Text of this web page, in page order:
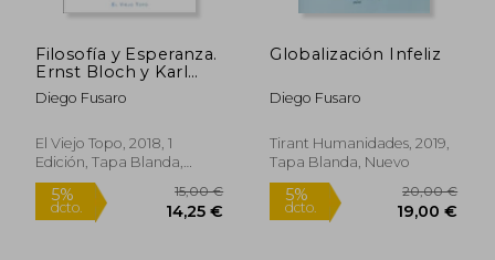
5%
Filosofía y Esperanza.
Ernst Bloch y Karl
Löwith, Intérpretes
de Marx.
Diego Fusaro
El Viejo Topo, 2018, 1
Edición, Tapa Blanda,
Nuevo
Globalización Infeliz
Diego Fusaro
Tirant Humanidades, 2019,
Tapa Blanda, Nuevo